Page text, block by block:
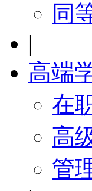
同
|
高端
在
高
管